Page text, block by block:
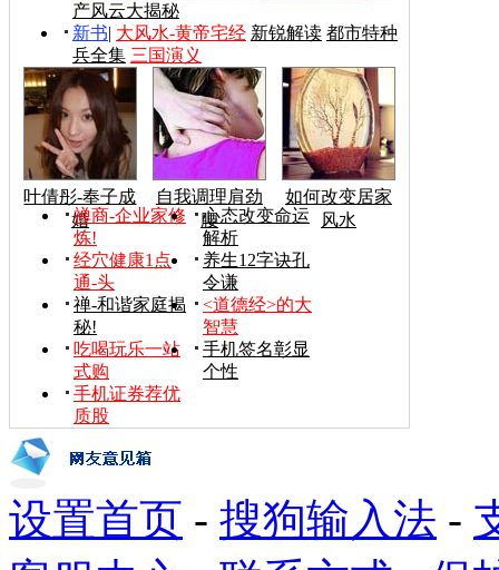
产风云大揭秘
新书| 大风水-黄帝宅经 新锐解读 都市特种
兵全集 三国演义
叶倩彤-奉子成
婚
自我调理肩劲
腰
如何改变居家
风水
禅商-企业家修
炼!
心态改变命运
解析
经穴健康1点
通-头
养生12字诀孔
令谦
禅-和谐家庭揭
秘!
<道德经>的大
智慧
吃喝玩乐一站
式购
手机签名彰显
个性
手机证券荐优
质股
设置首页 - 搜狗输入法 -